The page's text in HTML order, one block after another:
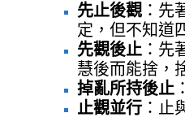
先止後觀 ：先
定，但不知道
先觀後止 ：先
慧後而能捨，
掉亂所持後止
止觀並行 ：止